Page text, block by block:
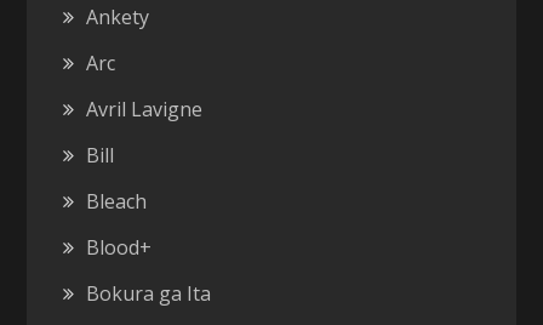
Ankety
Arc
Avril Lavigne
Bill
Bleach
Blood+
Bokura ga Ita